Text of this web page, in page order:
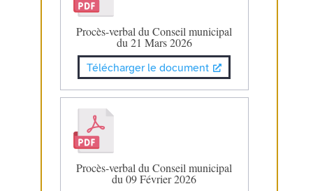
Procès-verbal du Conseil municipal
du 21 Mars 2026
Télécharger le document
Procès-verbal du Conseil municipal
du 09 Février 2026